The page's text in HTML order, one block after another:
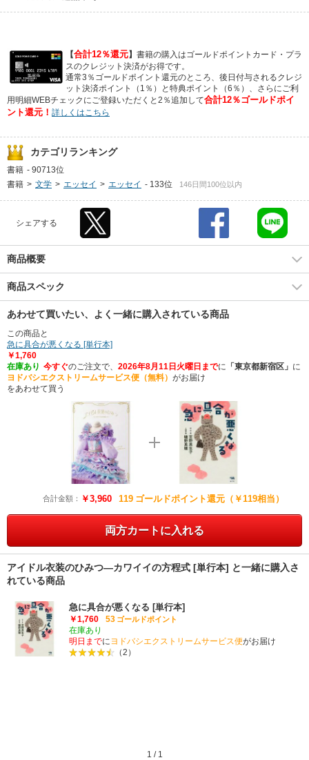
【合計12％還元】 書籍の購入はゴールドポイントカード・プラ
スのクレジット決済がお得です。
通常3％ゴールドポイント還元のところ、後日付与されるクレジ
ット決済ポイント（1％）と特典ポイント（6％）、さらにご利
用明細WEBチェックにご登録いただくと2％追加して合計12％ゴールドポイ
ント還元！ 詳しくはこちら
カテゴリランキング
書籍 - 90713位
書籍 > 文学 > エッセイ > エッセイ - 133位 146日間100位以内
シェアする
商品概要
商品スペック
あわせて買いたい、よく一緒に購入されている商品
この商品と
急に具合が悪くなる [単行本]
￥1,760
在庫あり 今すぐのご注文で、 2026年8月11日火曜日までに 「東京都新宿区」 に
ヨドバシエクストリームサービス便（無料） がお届け
をあわせて買う
合計金額： ￥3,960 119 ゴールドポイント還元（￥119相当）
両方カートに入れる
アイドル衣装のひみつ―カワイイの方程式 [単行本] と一緒に購入さ
れている商品
急に具合が悪くなる [単行本]
￥1,760 53 ゴールドポイント
在庫あり
明日までにヨドバシエクストリームサービス便がお届け
（2）
1 / 1